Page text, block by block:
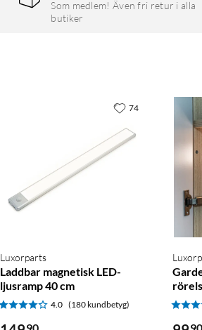
Som medlem! Även fri retur i alla
butiker
Luxorparts
Laddbar magnetisk LED-
ljusramp 40 cm
4.0 (180 kundbetyg)
74